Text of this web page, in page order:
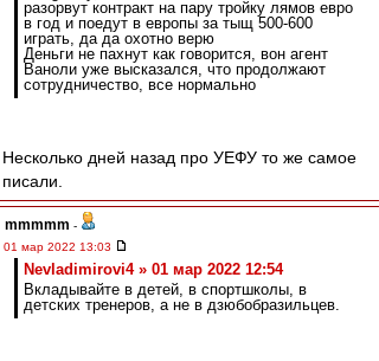
разорвут контракт на пару тройку лямов евро
в год и поедут в европы за тыщ 500-600
играть, да да охотно верю
Деньги не пахнут как говорится, вон агент
Ваноли уже высказался, что продолжают
сотрудничество, все нормально
Несколько дней назад про УЕФУ то же самое
писали.
mmmmm -
01 мар 2022 13:03
Nevladimirovi4 » 01 мар 2022 12:54
Вкладывайте в детей, в спортшколы, в
детских тренеров, а не в дзюбобразильцев.